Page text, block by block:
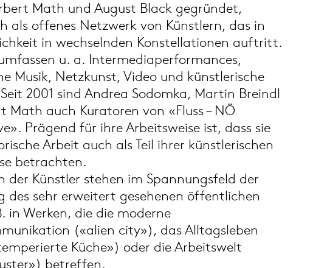
Math und August Black gegründet,
als offenes Netzwerk von Künstlern, das in
in wechselnden Konstellationen auftritt.
u. a. Intermediaperformances,
Musik, Netzkunst, Video und künstlerische
2001 sind Andrea Sodomka, Martin Breindl
Math auch Kuratoren von «Fluss – NÖ
Prägend für ihre Arbeitsweise ist, dass sie
Arbeit auch als Teil ihrer künstlerischen
betrachten.
der Künstler stehen im Spannungsfeld der
des sehr erweitert gesehenen öffentlichen
in Werken, die die moderne
(«alien city»), das Alltagsleben
Küche») oder die Arbeitswelt
betreffen.